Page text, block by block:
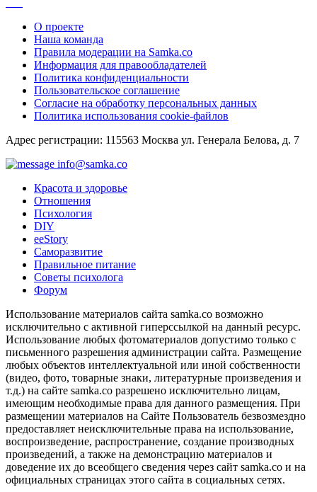
О проекте
Наша команда
Правила модерации на Samka.co
Информация для правообладателей
Политика конфиденциальности
Пользовательское соглашение
Согласие на обработку персональных данных
Политика использования cookie-файлов
Адрес регистрации: 115563 Москва ул. Генерала Белова, д. 7
info@samka.co
Красота и здоровье
Отношения
Психология
DIY
ееStory
Саморазвитие
Правильное питание
Советы психолога
Форум
Использование материалов сайта samka.co возможно
исключительно с активной гиперссылкой на данный ресурс.
Использование любых фотоматериалов допустимо только с
письменного разрешения администрации сайта. Размещение
любых объектов интеллектуальной или иной собственности
(видео, фото, товарные знаки, литературные произведения и
т.д.) на сайте samka.co разрешено исключительно лицам,
имеющим необходимые права для данного размещения. При
размещении материалов на Сайте Пользователь безвозмездно
предоставляет неисключительные права на использование,
воспроизведение, распространение, создание производных
произведений, а также на демонстрацию материалов и
доведение их до всеобщего сведения через сайт samka.co и на
официальных страницах этого сайта в социальных сетях.